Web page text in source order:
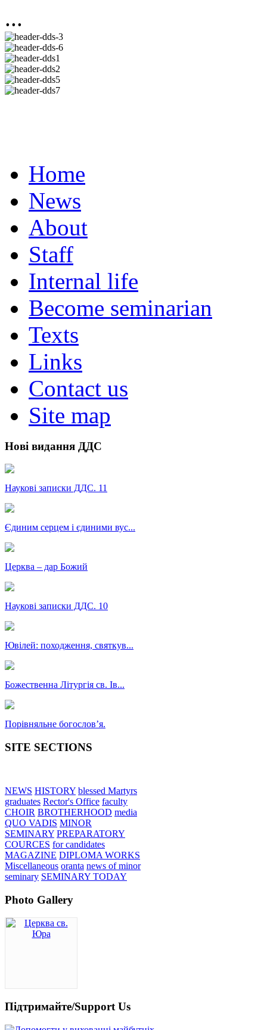
...
Home
News
About
Staff
Internal life
Become seminarian
Texts
Links
Contact us
Site map
Нові видання ДДС
Наукові записки ДДС. 11
Єдиним серцем і єдиними вус...
Церква – дар Божий
Наукові записки ДДС. 10
Ювілей: походження, святкув...
Божественна Літургія св. Ів...
Порівняльне богословʼя.
SITE SECTIONS
NEWS HISTORY blessed Martyrs
graduates Rector's Office faculty
CHOIR BROTHERHOOD media
QUO VADIS MINOR
SEMINARY PREPARATORY
COURCES for candidates
MAGAZINE DIPLOMA WORKS
Miscellaneous oranta news of minor
seminary SEMINARY TODAY
Photo Gallery
Підтримайте/Support Us